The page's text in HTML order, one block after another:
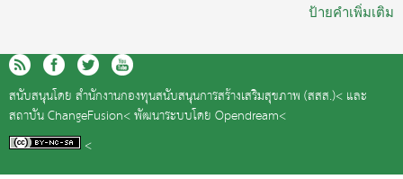
ป้ายคำเพิ่มเติม
สนับสนุนโดย สำนักงานกองทุนสนับสนุนการสร้างเสริมสุขภาพ (สสส.)< และ
สถาบัน ChangeFusion<พัฒนาระบบโดย Opendream<
<